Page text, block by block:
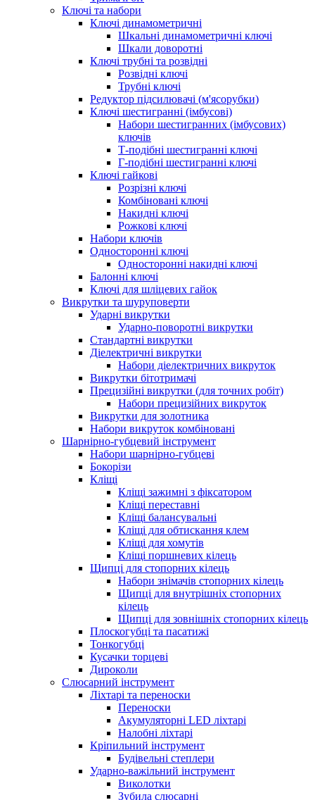
Ключі та набори
Ключі динамометричні
Шкальні динамометричні ключі
Шкали доворотні
Ключі трубні та розвідні
Розвідні ключі
Трубні ключі
Редуктор підсилювачі (м'ясорубки)
Ключі шестигранні (імбусові)
Набори шестигранних (імбусових)
ключів
Т-подібні шестигранні ключі
Г-подібні шестигранні ключі
Ключі гайкові
Розрізні ключі
Комбіновані ключі
Накидні ключі
Рожкові ключі
Набори ключів
Односторонні ключі
Односторонні накидні ключі
Балонні ключі
Ключі для шліцевих гайок
Викрутки та шуруповерти
Ударні викрутки
Ударно-поворотні викрутки
Стандартні викрутки
Діелектричні викрутки
Набори діелектричних викруток
Викрутки бітотримачі
Прецизійні викрутки (для точних робіт)
Набори прецизійних викруток
Викрутки для золотника
Набори викруток комбіновані
Шарнірно-губцевий інструмент
Набори шарнірно-губцеві
Бокорізи
Кліщі
Кліщі зажимні з фіксатором
Кліщі переставні
Кліщі балансувальні
Кліщі для обтискання клем
Кліщі для хомутів
Кліщі поршневих кілець
Щипці для стопорних кілець
Набори знімачів стопорних кілець
Щипці для внутрішніх стопорних
кілець
Щипці для зовнішніх стопорних кілець
Плоскогубці та пасатижі
Тонкогубці
Кусачки торцеві
Дироколи
Слюсарний інструмент
Ліхтарі та переноски
Переноски
Акумуляторні LED ліхтарі
Налобні ліхтарі
Кріпильний інструмент
Будівельні степлери
Ударно-важільний інструмент
Виколотки
Зубила слюсарні